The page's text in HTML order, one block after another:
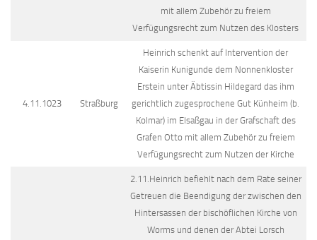
mit allem Zubehör zu freiem
Verfügungsrecht zum Nutzen des Klosters
4.11.1023 Straßburg
Heinrich schenkt auf Intervention der
Kaiserin Kunigunde dem Nonnenkloster
Erstein unter Äbtissin Hildegard das ihm
gerichtlich zugesprochene Gut Künheim (b.
Kolmar) im Elsaßgau in der Grafschaft des
Grafen Otto mit allem Zubehör zu freiem
Verfügungsrecht zum Nutzen der Kirche
2.11.Heinrich befiehlt nach dem Rate seiner
Getreuen die Beendigung der zwischen den
Hintersassen der bischöflichen Kirche von
Worms und denen der Abtei Lorsch